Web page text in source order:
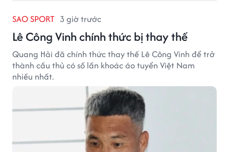
SAO SPORT 3 giờ trước
Lê Công Vinh chính thức bị thay thế
Quang Hải đã chính thức thay thế Lê Công Vinh để trở
thành cầu thủ có số lần khoác áo tuyển Việt Nam
nhiều nhất.